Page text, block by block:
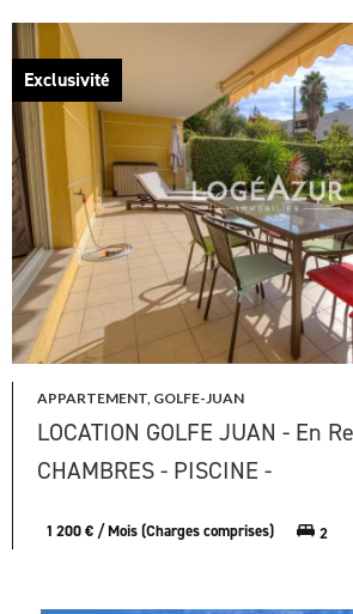
APPARTEMENT, GOLFE-JUAN
LOCATION GOLFE JUAN - En
CHAMBRES - PISCINE -
1 200 € / Mois (Charges comprises) 2
Exclusivité